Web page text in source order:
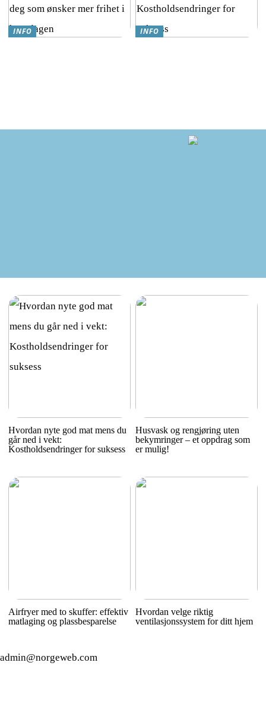
INFO
INFO
Hvordan nyte god mat mens du
går ned i vekt:
Kostholdsendringer for suksess
Husvask og rengjøring uten
bekymringer – et oppdrag som
er mulig!
Airfryer med to skuffer: effektiv
matlaging og plassbesparelse
Hvordan velge riktig
ventilasjonssystem for ditt hjem
admin@norgeweb.com